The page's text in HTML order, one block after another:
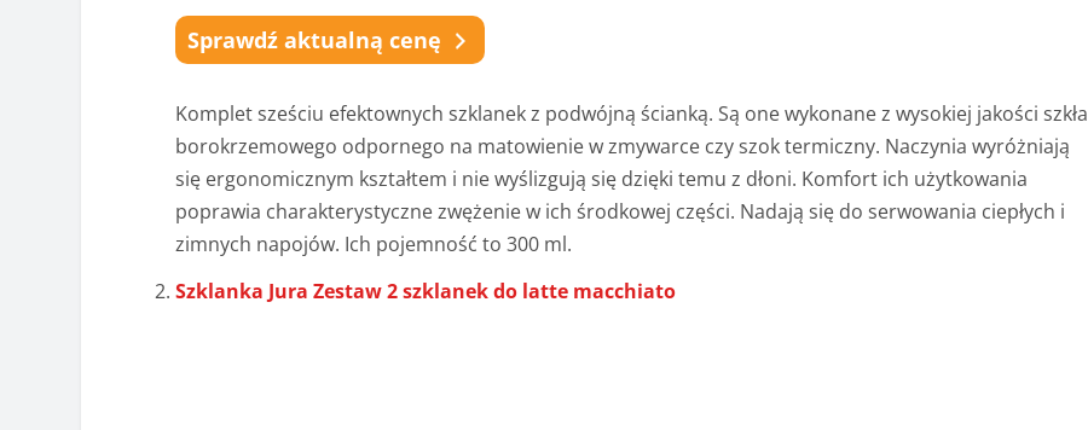
Sprawdź aktualną cenę
Komplet sześciu efektownych szklanek z podwójną ścianką. Są one wykonane z wysokiej jakości szkła
borokrzemowego odpornego na matowienie w zmywarce czy szok termiczny. Naczynia wyróżniają
się ergonomicznym kształtem i nie wyślizgują się dzięki temu z dłoni. Komfort ich użytkowania
poprawia charakterystyczne zwężenie w ich środkowej części. Nadają się do serwowania ciepłych i
zimnych napojów. Ich pojemność to 300 ml.
Szklanka Jura Zestaw 2 szklanek do latte macchiato